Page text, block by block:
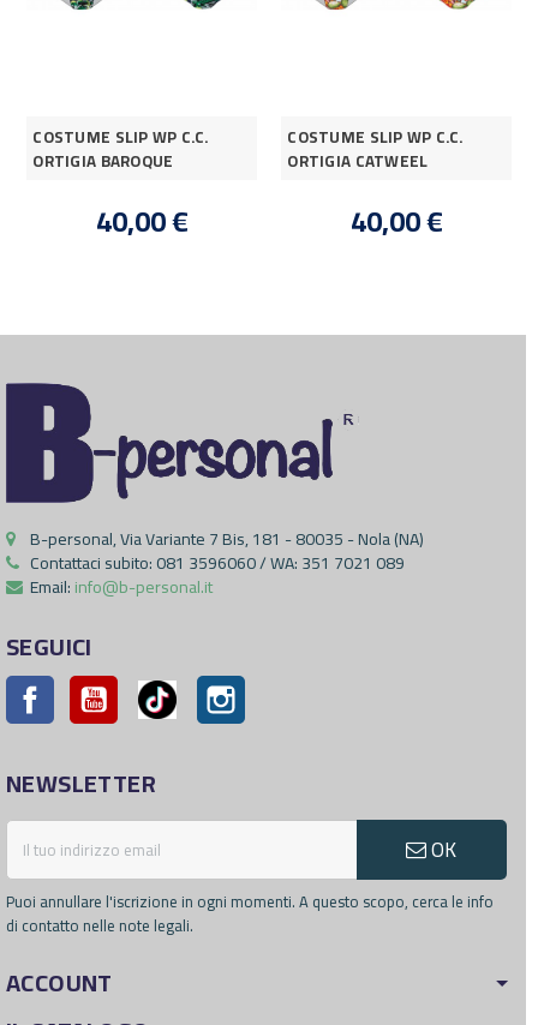
COSTUME SLIP WP C.C.
ORTIGIA BAROQUE
40,00 €
COSTUME SLIP WP C.C.
ORTIGIA CATWEEL
40,00 €
B-personal, Via Variante 7 Bis, 181 - 80035 - Nola (NA)
Contattaci subito:081 3596060 / WA: 351 7021 089
Email:info@b-personal.it
SEGUICI
Facebook YouTube Pinterest
NEWSLETTER
OK
Puoi annullare l'iscrizione in ogni momenti. A questo scopo, cerca le info
di contatto nelle note legali.
ACCOUNT